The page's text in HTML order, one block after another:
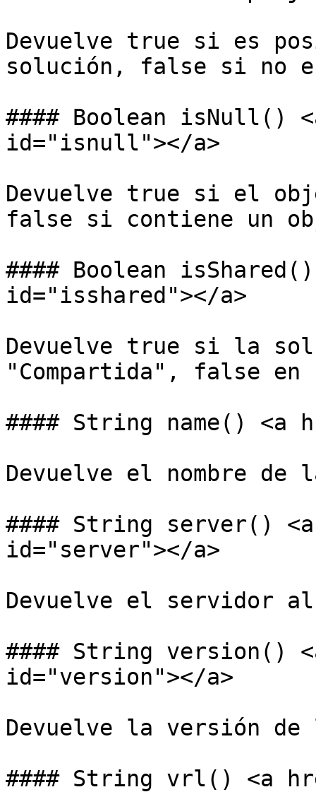
Devuelve true si es
solución, false si no
#### Boolean isNull()
id="isnull"></a>
Devuelve true si el
false si contiene un
#### Boolean
id="isshared"></a>
Devuelve true si la
"Compartida", false
#### String name() <a
Devuelve el nombre de
#### String server()
id="server"></a>
Devuelve el servidor
#### String version()
id="version"></a>
Devuelve la versión
#### String vrl() <a